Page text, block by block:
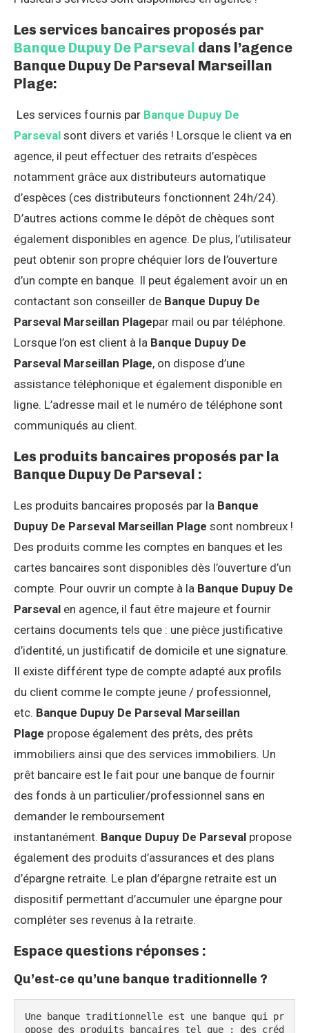
Les services bancaires proposés par
Banque Dupuy De Parseval dans l’agence
Banque Dupuy De Parseval Marseillan
Plage:
Les services fournis par Banque Dupuy De
Parseval sont divers et variés ! Lorsque le client va en
agence, il peut effectuer des retraits d’espèces
notamment grâce aux distributeurs automatique
d’espèces (ces distributeurs fonctionnent 24h/24).
D’autres actions comme le dépôt de chèques sont
également disponibles en agence. De plus, l’utilisateur
peut obtenir son propre chéquier lors de l’ouverture
d’un compte en banque. Il peut également avoir un en
contactant son conseiller de Banque Dupuy De
Parseval Marseillan Plagepar mail ou par téléphone.
Lorsque l’on est client à la Banque Dupuy De
Parseval Marseillan Plage, on dispose d’une
assistance téléphonique et également disponible en
ligne. L’adresse mail et le numéro de téléphone sont
communiqués au client.
Les produits bancaires proposés par la
Banque Dupuy De Parseval :
Les produits bancaires proposés par la Banque
Dupuy De Parseval Marseillan Plage sont nombreux !
Des produits comme les comptes en banques et les
cartes bancaires sont disponibles dès l’ouverture d’un
compte. Pour ouvrir un compte à la Banque Dupuy De
Parseval en agence, il faut être majeure et fournir
certains documents tels que : une pièce justificative
d’identité, un justificatif de domicile et une signature.
Il existe différent type de compte adapté aux profils
du client comme le compte jeune / professionnel,
etc. Banque Dupuy De Parseval Marseillan
Plage propose également des prêts, des prêts
immobiliers ainsi que des services immobiliers. Un
prêt bancaire est le fait pour une banque de fournir
des fonds à un particulier/professionnel sans en
demander le remboursement
instantanément. Banque Dupuy De Parseval propose
également des produits d’assurances et des plans
d’épargne retraite. Le plan d’épargne retraite est un
dispositif permettant d’accumuler une épargne pour
compléter ses revenus à la retraite.
Espace questions réponses :
Qu’est-ce qu’une banque traditionnelle ?
Une banque traditionnelle est une banque qui pr
opose des produits bancaires tel que : des créd